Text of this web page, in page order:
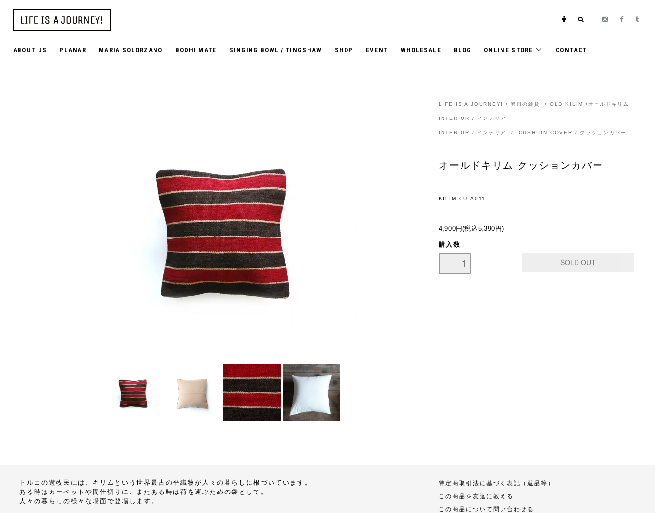
ABOUT US PLANAR MARIA SOLORZANO BODHI MATE SINGING BOWL / TINGSHAW SHOP EVENT WHOLESALE BLOG ONLINE STORE CONTACT
LIFE IS A JOURNEY! / 異国の雑貨 / OLD KILIM /オールドキリム
INTERIOR / インテリア
INTERIOR / インテリア / CUSHION COVER / クッションカバー
オールドキリム クッションカバー
KILIM-CU-A011
4,900円(税込5,390円)
購入数
トルコの遊牧民には、キリムという世界最古の平織物が人々の暮らしに根づいています。
ある時はカーペットや間仕切りに、またある時は荷を運ぶための袋として。
人々の暮らしの様々な場面で登場します。
特定商取引法に基づく表記（返品等）
この商品を友達に教える
この商品について問い合わせる